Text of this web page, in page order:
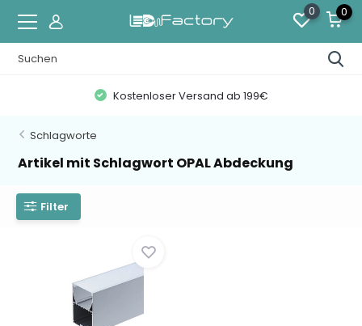
0 0
Kostenloser Versand ab 199€
Schlagworte
Artikel mit Schlagwort OPAL Abdeckung
Filter